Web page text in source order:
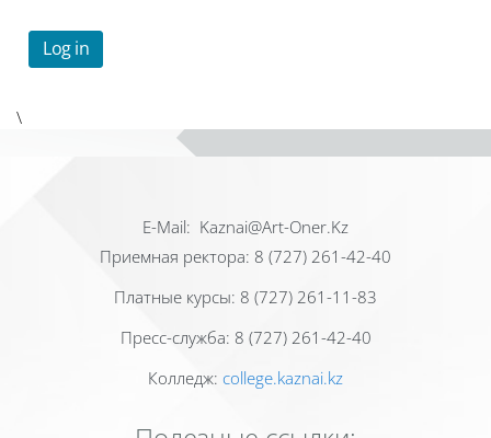
Log in
\
Е-Mail: Kaznai@Art-Oner.Kz
Приемная ректора: 8 (727) 261-42-40
Платные курсы: 8 (727) 261-11-83
Пресс-служба: 8 (727) 261-42-40
Колледж: college.kaznai.kz